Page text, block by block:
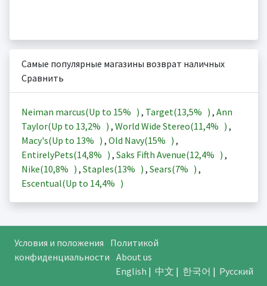
Самые популярные магазины возврат наличных
Сравнить
Neiman marcus(Up to 15% ) , Target(13,5% ) , Ann
Taylor(Up to 13,2% ) , World Wide Stereo(11,4% ) ,
Macy's(Up to 13% ) , Old Navy(15% ) ,
EntirelyPets(14,8% ) , Saks Fifth Avenue(12,4% ) ,
Nike(10,8% ) , Staples(13% ) , Sears(7% ) ,
Escentual(Up to 14,4% )
Условия и положения
Политикой
конфиденциальности About us
English | 中文 | 한국어 | Русский